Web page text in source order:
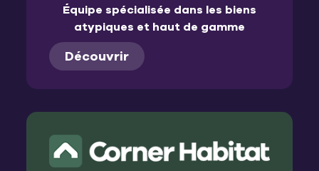
Équipe spécialisée dans les biens
atypiques et haut de gamme
Découvrir